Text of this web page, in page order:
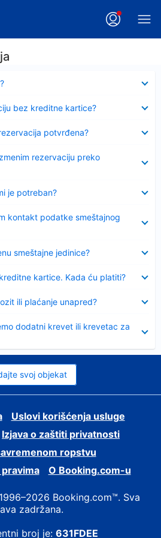
bez kreditne kartice?
potvrđena?
rezervaciju preko
je potreban?
kontakt podatke smeštajnog
smeštajne jedinice?
kartice. Kada ću platiti?
ili plaćanje unapred?
dodatni krevet ili krevetac za
svoj objekat
Uslovi korišćenja usluge
Izjava o zaštiti privatnosti
ropstvu
О Booking.com-u
Booking.com™. Sva
zadržana.
broj je: 631FDEE